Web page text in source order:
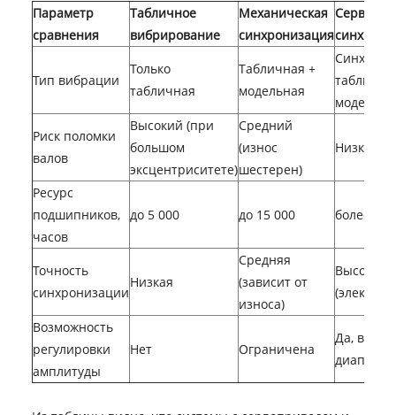
Параметр
сравнения
Табличное
вибрирование
Механическая
синхронизация
Тип вибрации
Только
табличная
Табличная +
модельная
Риск поломки
валов
Высокий (при
большом
эксцентриситете)
Средний
(износ
шестерен)
Низкий
Ресурс
подшипников,
часов
до 5 000 до 15 000 более 30
Точность
синхронизации
Низкая
Средняя
(зависит от
износа)
Высокая
Возможность
регулировки
амплитуды
Нет Ограничена
Да, в